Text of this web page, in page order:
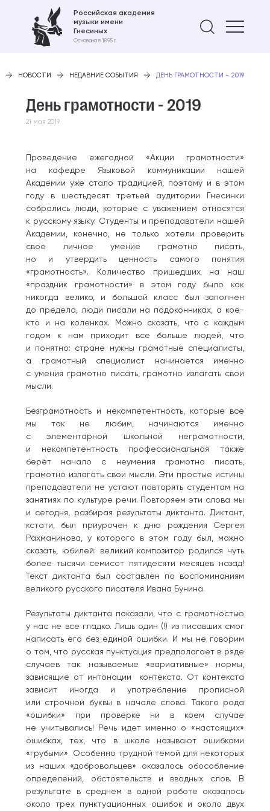
Российская академия
музыки имени
Гнесиных
Основана в 1895 г.
Найти
НОВОСТИ НЕДАВНИЕ СОБЫТИЯ ДЕНЬ ГРАМОТНОСТИ - 2019
День грамотности - 2019
21 мая 2019
Проведение ежегодной «Акции грамотности»
на кафедре Языковой коммуникации нашей
Академии уже стало традицией, поэтому и в этом
году в шестьдесят третьей аудитории Гнесинки
собрались люди, которые с уважением относятся
к русскому языку. Студенты и преподаватели нашей
Академии, конечно, не только хотели проверить
свое личное умение грамотно писать,
но и утвердить ценность самого понятия
«грамотность». Количество пришедших на наш
«праздник грамотности» в этом году было как
никогда велико, и большой класс был заполнен
до предела, люди писали на подоконниках, а кое-
кто и на коленках. Можно сказать, что с каждым
годом к нам приходит все больше людей, что
и понятно: стране нужны грамотные специалисты,
а грамотный специалист начинается именно
с умения грамотно писать, грамотно излагать свои
мысли.
Безграмотность и некомпетентность, которые все
мы так не любим, начинаются именно
с элементарной школьной неграмотности,
и некомпетентность профессиональная также
берёт начало с неумения грамотно писать,
грамотно излагать свои мысли. Эти простые истины
преподаватели не устают повторять студентам на
занятиях по культуре речи. Повторяем эти слова мы
и сегодня, разбирая результаты диктанта. Диктант,
кстати, был приурочен к дню рождения Сергея
Рахманинова, у которого в этом году был, можно
сказать, юбилей: великий композитор родился чуть
более тысячи семисот пятидесяти месяцев назад!
Текст диктанта был составлен по воспоминаниям
великого русского писателя Ивана Бунина.
Результаты диктанта показали, что с грамотностью
у нас не все гладко. Лишь один (!) из писавших смог
написать его без единой ошибки. И мы не говорим
о том, что русская пунктуация предполагает в ряде
случаев так называемые «вариативные» нормы,
зависящие от интонации контекста. От контекста
зависит иногда и употребление прописной
или строчной буквы в начале слова. Такого рода
«ошибки» при проверке ни в коем случае
не учитывались! Речь идет именно о «настоящих»
ошибках, тех, что в школе называют ошибками
«грубыми». Особенно трудной темой для некоторых
из наших «добровольцев» оказалось обособление
определений, обстоятельств и вводных слов. В
результате в среднем в одной работе оказалось
около трех пунктуационных ошибок и около двух